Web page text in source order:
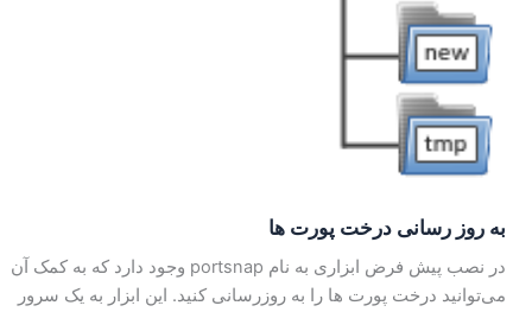
به روز رسانی درخت پورت ها
در نصب پیش فرض ابزاری به نام portsnap وجود دارد که به کمک آن
می‌توانید درخت پورت ها را به روز‌رسانی کنید. این ابزار به یک سرور